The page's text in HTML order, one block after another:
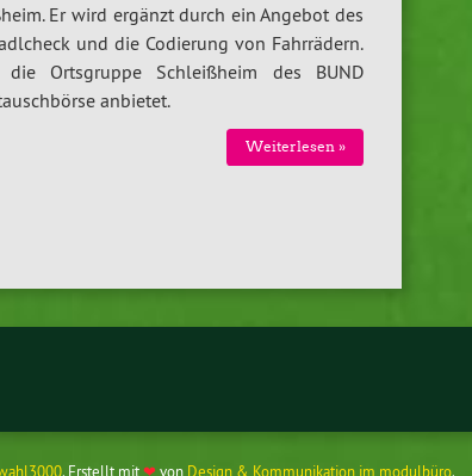
Er wird ergänzt durch ein Angebot des
und die Codierung von Fahrrädern.
Ortsgruppe Schleißheim des BUND
anbietet.
Weiterlesen »
. Erstellt mit❤ von Design & Kommunikation im modulbüro.